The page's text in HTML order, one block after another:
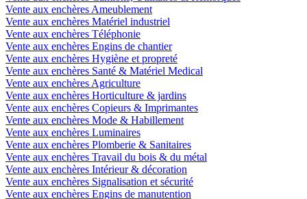
Vente aux enchères Ameublement
Vente aux enchères Matériel industriel
Vente aux enchères Téléphonie
Vente aux enchères Engins de chantier
Vente aux enchères Hygiène et propreté
Vente aux enchères Santé & Matériel Medical
Vente aux enchères Agriculture
Vente aux enchères Horticulture & jardins
Vente aux enchères Copieurs & Imprimantes
Vente aux enchères Mode & Habillement
Vente aux enchères Luminaires
Vente aux enchères Plomberie & Sanitaires
Vente aux enchères Travail du bois & du métal
Vente aux enchères Intérieur & décoration
Vente aux enchères Signalisation et sécurité
Vente aux enchères Engins de manutention